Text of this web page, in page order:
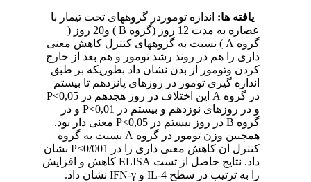
یافته ها:اندازه توموردر گروههای تحت تیمار با
عصاره به مدت 12 روز (گروه B ) و20 روز (
گروه A ) نسبت به گروههای کنترل کاهش معنی
داری را هم در روند رشد تومور و هم بعد از خارج
کردن وتومور از بدن نشان داد بطوریکه بر طبق
اندازه گیری تومور در روزهای پانزدهم تا بیستم
در گروه A این اختلاف در روز هجدهم در P<0,05
و در روزهای نوزدهم و بیستم در P<0,01 و در
گروه B در روز بیستم در P<0,05 معنی دار بود.
همچنین وزن تومور در گروه A نسبت به گروه
کنترل ان کاهش معنی داری را در P<0/001 نشان
داد. نتایج حاصل از تست ELISA کاهش و افزایش
را به ترتیب در سطح IL-4 و IFN-γ نشان داد.